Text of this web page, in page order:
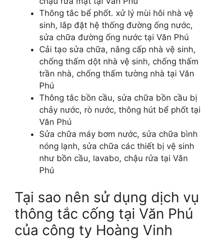
Thông tắc bể phốt. xử lý mùi hôi nhà vệ
sinh, lắp đặt hệ thống đường ống nước,
sửa chữa đường ống nước tại Văn Phú
Cải tạo sửa chữa, nâng cấp nhà vệ sinh,
chống thấm dột nhà vệ sinh, chống thấm
trần nhà, chống thấm tường nhà tại Văn
Phú
Thông tắc bồn cầu, sửa chữa bồn cầu bị
chảy nước, rò nước, thông hút bể phốt tại
Văn Phú
Sửa chữa máy bơm nước, sửa chữa bình
nóng lạnh, sửa chữa các thiết bị vệ sinh
như bồn cầu, lavabo, chậu rửa tại Văn
Phú
Tại sao nên sử dụng dịch vụ
thông tắc cống tại Văn Phú
của công ty Hoàng Vinh